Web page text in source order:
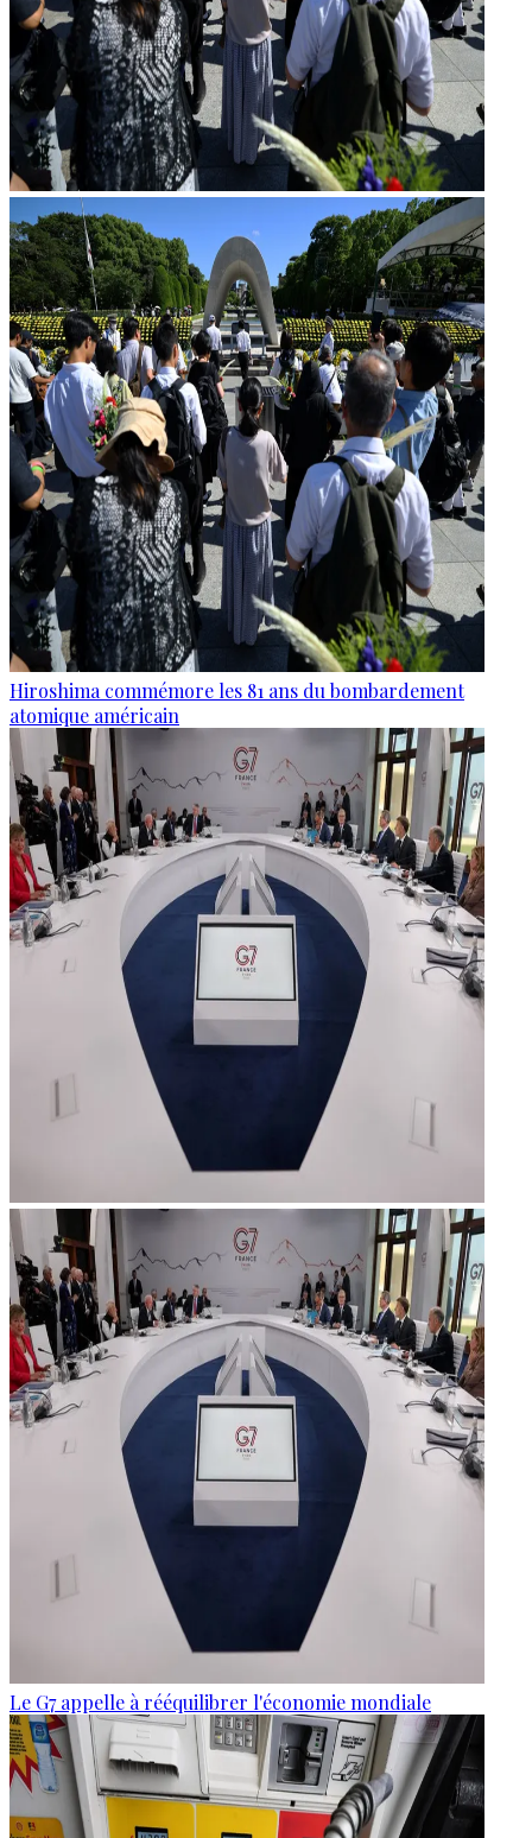
Hiroshima commémore les 81 ans du bombardement
atomique américain
Le G7 appelle à rééquilibrer l'économie mondiale